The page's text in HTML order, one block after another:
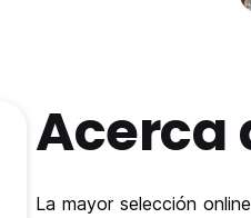
Acerca
La mayor selección